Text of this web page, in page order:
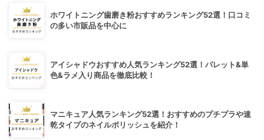
ホワイトニング歯磨き粉おすすめランキング52選！口コミ
の多い市販品を中心に
アイシャドウおすすめ人気ランキング52選！パレット&単
色&ラメ入り商品を徹底比較！
マニキュア人気ランキング52選！おすすめのプチプラや速
乾タイプのネイルポリッシュを紹介！